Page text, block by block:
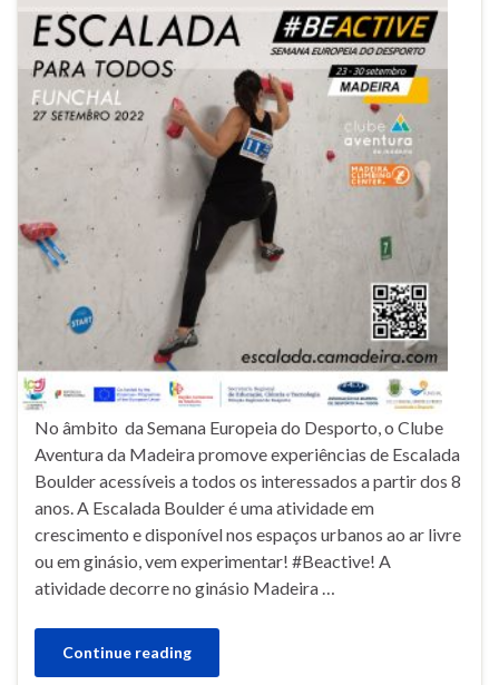
No âmbito da Semana Europeia do Desporto, o Clube
Aventura da Madeira promove experiências de Escalada
Boulder acessíveis a todos os interessados a partir dos 8
anos. A Escalada Boulder é uma atividade em
crescimento e disponível nos espaços urbanos ao ar livre
ou em ginásio, vem experimentar! #Beactive! A
atividade decorre no ginásio Madeira …
Continue reading